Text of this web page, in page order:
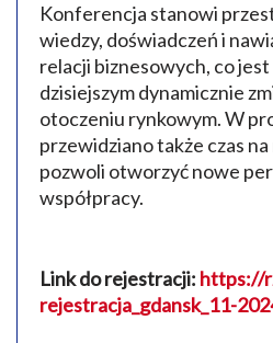
Konferencja stanowi
wiedzy, doświadczeń i
relacji biznesowych, co
dzisiejszym dynamicznie
otoczeniu rynkowym. W
przewidziano także czas
pozwoli otworzyć nowe
współpracy.
Link do rejestracji: https://
rejestracja_gdansk_11-